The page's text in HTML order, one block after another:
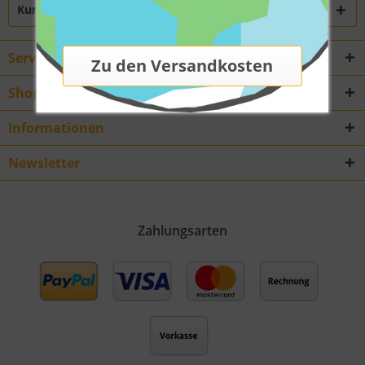
Kunden haben sich ebenfalls angesehen
Service Hotline
Shop Service
Informationen
Newsletter
Zahlungsarten